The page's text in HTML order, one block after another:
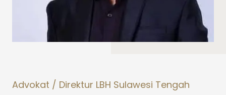
Advokat / Direktur LBH Sulawesi Tengah